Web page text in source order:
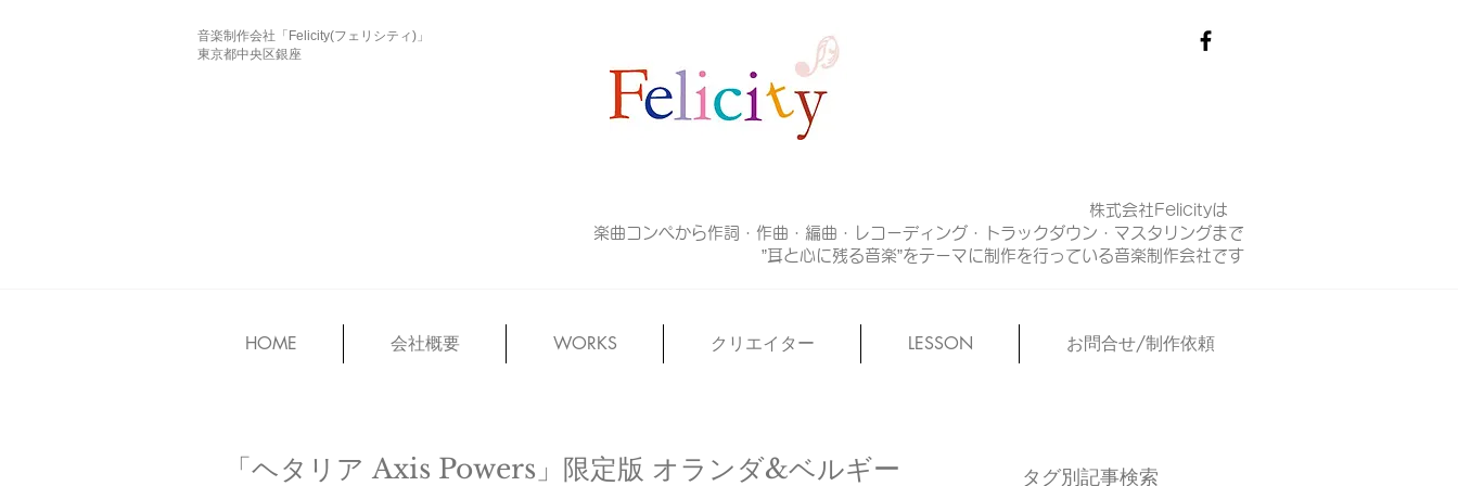
音楽制作会社「Felicity(フェリシティ)」
東京都中央区銀座
株式会社Felicityは
楽曲コンペから作詞・作曲・編曲・レコーディング・トラックダウン・マスタリングまで
”耳と心に残る音楽”をテーマに制作を行っている音楽制作会社です
HOME 会社概要 WORKS クリエイター LESSON お問合せ/制作依頼
「ヘタリア Axis Powers」限定版 オランダ&ベルギー タグ別記事検索